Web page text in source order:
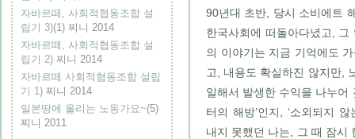
자바르떼, 사회적협동조합 설
립기 3)(1) 찌니 2014
자바르떼, 사회적협동조합 설
립기 2) 찌니 2014
자바르떼 사회적협동조합 설립
기 1) 찌니 2014
일본땅에 울리는 노동가요~(5)
찌니 2011
90년대 초반, 당시 소비에트
한국사회에 떠돌아다녔고,
의 이야기는 지금 기억에도
고, 내용도 확실하진 않지만,
일해서 발생한 수익을 나누어
터의 해방’인지, ‘소외되지
내지 못했던 나는, 그 때 잠시